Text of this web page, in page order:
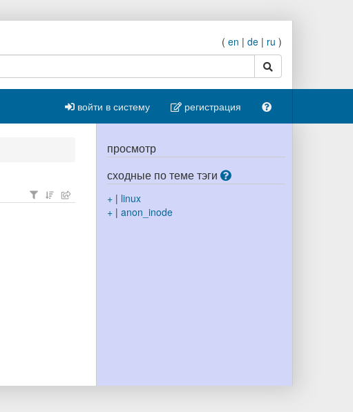
( en | de | ru )
поиск
войти в систему регистрация
просмотр
сходные по теме тэги
+| linux
+| anon_inode